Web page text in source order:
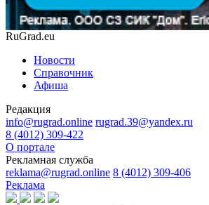
RuGrad.eu
Новости
Справочник
Афиша
Редакция
info@rugrad.online rugrad.39@yandex.ru
8 (4012) 309-422
О портале
Рекламная служба
reklama@rugrad.online 8 (4012) 309-406
Реклама